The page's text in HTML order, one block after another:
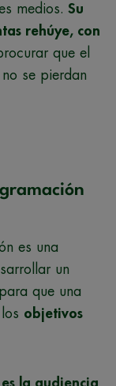
medios.
Su
rehúye, con
que el
no se pierdan
es una
un
que una
objetivos
la audiencia